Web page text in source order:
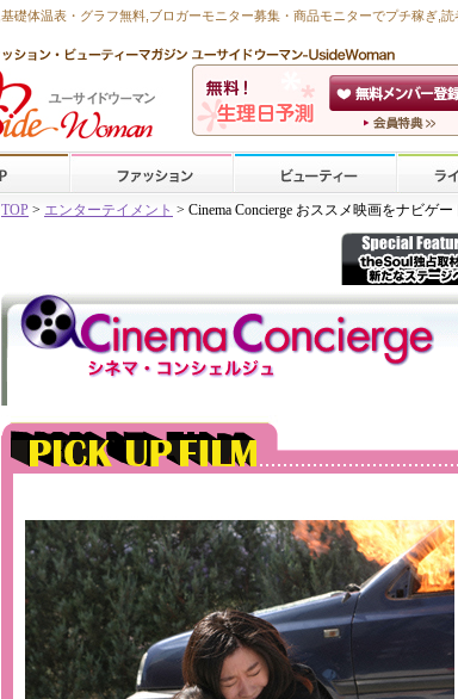
基礎体温表・グラフ無料 ,ブロガーモニター募集・商品モニターでプチ稼ぎ ,
TOP > エンターテイメント > Cinema Concierge おススメ映画をナビゲー